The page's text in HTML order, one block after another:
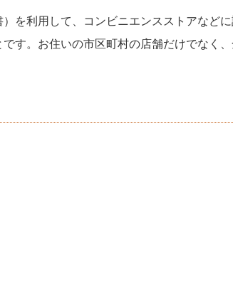
を利用して、コンビニエンスストアなどに
す。お住いの市区町村の店舗だけでなく